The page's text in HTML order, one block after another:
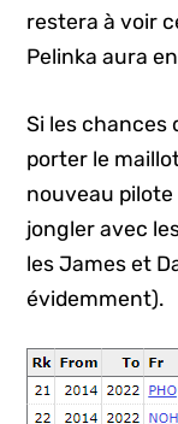
restera à voir
Pelinka aura
Si les chances
porter le
nouveau
jongler avec
les James et
évidemment).